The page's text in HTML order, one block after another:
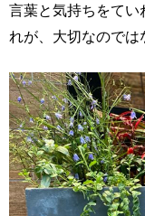
言葉と気持ちをてい
れが、大切なのでは